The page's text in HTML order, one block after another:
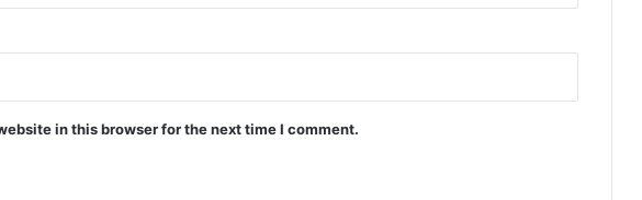
in this browser for the next time I comment.